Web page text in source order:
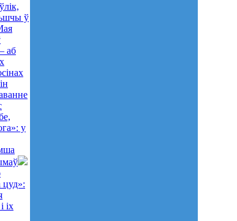
ў
аб
у
цуд»:
іх